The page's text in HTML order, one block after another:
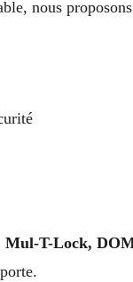
nous
Mul-T-Lock,